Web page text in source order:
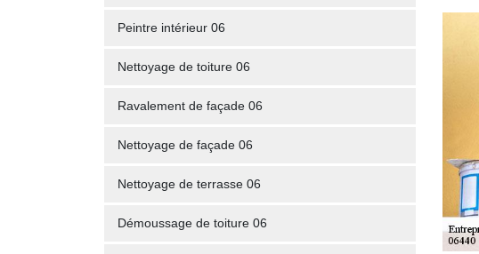
Peintre intérieur 06
Nettoyage de toiture 06
Ravalement de façade 06
Nettoyage de façade 06
Nettoyage de terrasse 06
Démoussage de toiture 06